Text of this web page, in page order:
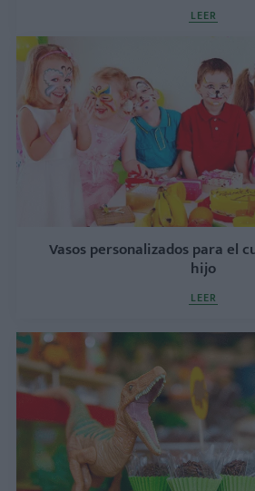
LEER
Vasos personalizados para el
hijo
LEER